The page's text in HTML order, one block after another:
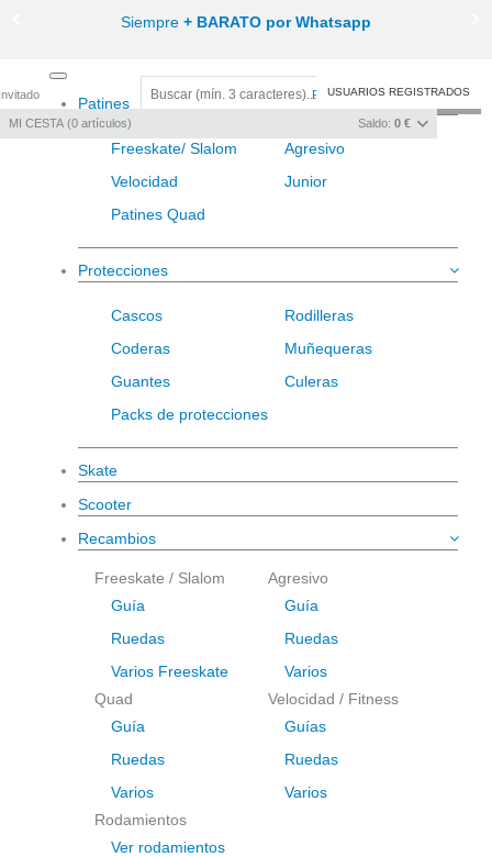
Siempre+ BARATO por Whatsapp
Registro/Iniciar sesión
MI CESTA 0 artículos Saldo: 0 €
USUARIOS REGISTRADOS
navigation
Patines
Freeskate/ Slalom
Agresivo
Velocidad
Junior
Patines Quad
Protecciones
Cascos
Rodilleras
Coderas
Muñequeras
Guantes
Culeras
Packs de protecciones
Skate
Scooter
Recambios
Freeskate / Slalom
Guía
Ruedas
Varios Freeskate
Agresivo
Guía
Ruedas
Varios
Quad
Guía
Ruedas
Varios
Velocidad / Fitness
Guías
Ruedas
Varios
Rodamientos
Ver rodamientos